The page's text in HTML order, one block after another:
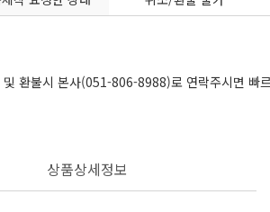
환불시 본사(051-806-8988)로 연락주시면 빠
상품상세정보